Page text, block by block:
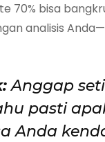
70% bisa
analisis
Anggap
pasti
Anda